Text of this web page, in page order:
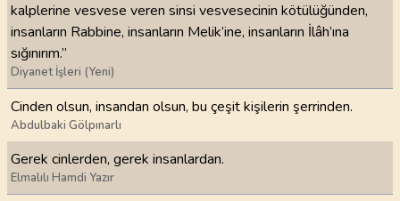
kalplerine vesvese veren sinsi vesvesecinin kötülüğünden,
insanların Rabbine, insanların Melik’ine, insanların İlâh’ına
sığınırım.”
Diyanet İşleri (Yeni)
Cinden olsun, insandan olsun, bu çeşit kişilerin şerrinden.
Abdulbaki Gölpınarlı
Gerek cinlerden, gerek insanlardan.
Elmalılı Hamdi Yazır